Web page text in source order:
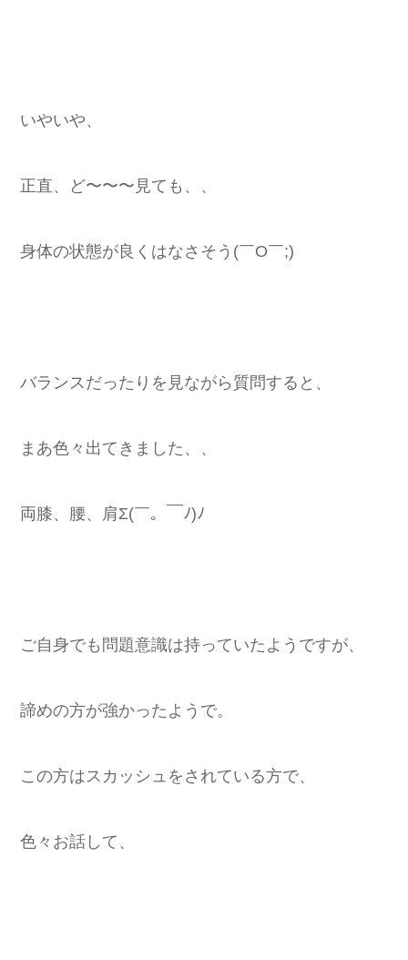
いやいや、
正直、ど〜〜〜見ても、、
身体の状態が良くはなさそう(￣O￣;)
バランスだったりを見ながら質問すると、
まあ色々出てきました、、
両膝、腰、肩Σ(￣。￣ﾉ)ﾉ
ご自身でも問題意識は持っていたようですが、
諦めの方が強かったようで。
この方はスカッシュをされている方で、
色々お話して、